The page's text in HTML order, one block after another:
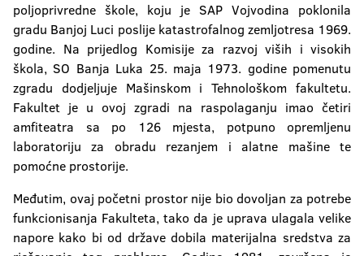
poljoprivredne škole, koju je SAP Vojvodina poklonila
gradu Banjoj Luci poslije katastrofalnog zemljotresa 1969.
godine. Na prijedlog Komisije za razvoj viših i visokih
škola, SO Banja Luka 25. maja 1973. godine pomenutu
zgradu dodjeljuje Mašinskom i Tehnološkom fakultetu.
Fakultet je u ovoj zgradi na raspolaganju imao četiri
amfiteatra sa po 126 mjesta, potpuno opremljenu
laboratoriju za obradu rezanjem i alatne mašine te
pomoćne prostorije.
Međutim, ovaj početni prostor nije bio dovoljan za potrebe
funkcionisanja Fakulteta, tako da je uprava ulagala velike
napore kako bi od države dobila materijalna sredstva za